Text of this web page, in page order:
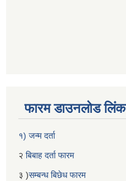
फारम डाउनलोड लिंक
१) जन्म दर्ता
२ बिबाह दर्ता फारम
३ )सम्बन्ध बिछेध फारम